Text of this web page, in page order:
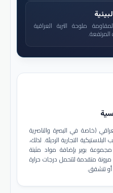
ملوحة التربة العراقية
المرتفعة.
(خاصة في البصرة والناصرية
التجارية الرديئة. لذلك،
بوير بإضافة مواد مثبتة
متقدمة لتتحمل درجات حرارة
أو تتشقق.